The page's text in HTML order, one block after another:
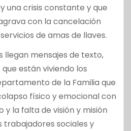
una crisis constante y que
con la cancelación
de amas de llaves.
llegan mensajes de texto,
están viviendo los
de la Familia que
físico y emocional con
y la falta de visión y misión
trabajadores sociales y